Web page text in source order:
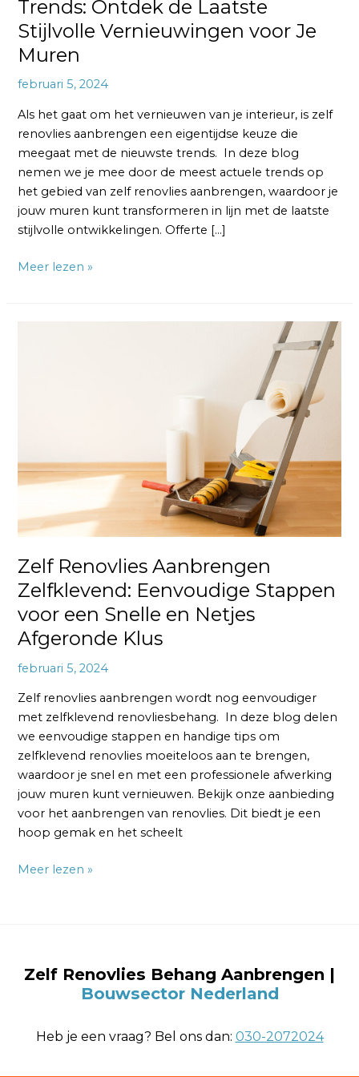
Trends: Ontdek de Laatste
Stijlvolle Vernieuwingen voor Je
Muren
februari 5, 2024
Als het gaat om het vernieuwen van je interieur, is zelf
renovlies aanbrengen een eigentijdse keuze die
meegaat met de nieuwste trends. In deze blog
nemen we je mee door de meest actuele trends op
het gebied van zelf renovlies aanbrengen, waardoor je
jouw muren kunt transformeren in lijn met de laatste
stijlvolle ontwikkelingen. Offerte […]
Meer lezen »
Zelf Renovlies Aanbrengen
Zelfklevend: Eenvoudige Stappen
voor een Snelle en Netjes
Afgeronde Klus
februari 5, 2024
Zelf renovlies aanbrengen wordt nog eenvoudiger
met zelfklevend renovliesbehang. In deze blog delen
we eenvoudige stappen en handige tips om
zelfklevend renovlies moeiteloos aan te brengen,
waardoor je snel en met een professionele afwerking
jouw muren kunt vernieuwen. Bekijk onze aanbieding
voor het aanbrengen van renovlies. Dit biedt je een
hoop gemak en het scheelt
een
Snelle
Netjes
Afgeronde
Klus
Meer lezen »
Zelf Renovlies Behang Aanbrengen |
Bouwsector Nederland
Heb je een vraag? Bel ons dan: 030-2072024